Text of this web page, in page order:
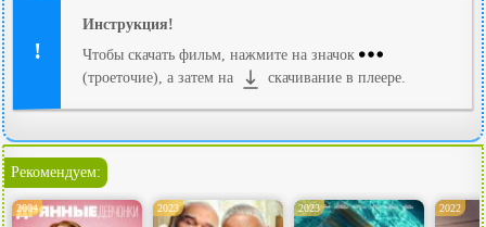
Инструкция!
Чтобы скачать фильм, нажмите на значок
(троеточие), а затем на
скачивание в плеере.
Рекомендуем:
2004 2023 2023 2022